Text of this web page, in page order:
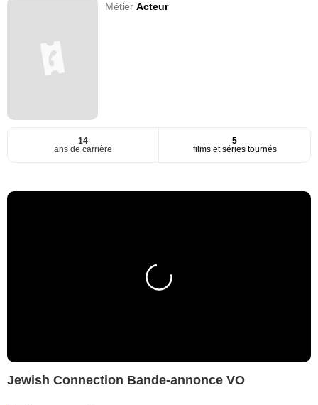
MétierActeur
14
ans de carrière
5
films et séries tournés
Jewish Connection Bande-annonce VO